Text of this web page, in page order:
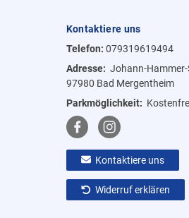
Kontaktiere uns
Telefon: 079319619494
Adresse: Johann-Hammer-
97980 Bad Mergentheim
Parkmöglichkeit:
Kontaktiere uns
Widerruf erklären